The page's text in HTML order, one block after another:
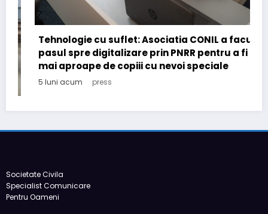
cu suflet: Asociatia CONIL a facut
spre digitalizare prin PNRR pentru a fi
aproape de copiii cu nevoi speciale
press
Societate Civila